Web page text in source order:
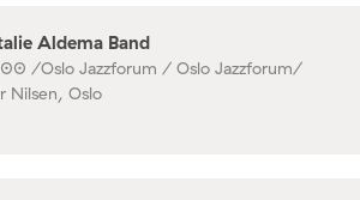
Aldema Band
/Oslo Jazzforum / Oslo Jazzforum/
Nilsen, Oslo